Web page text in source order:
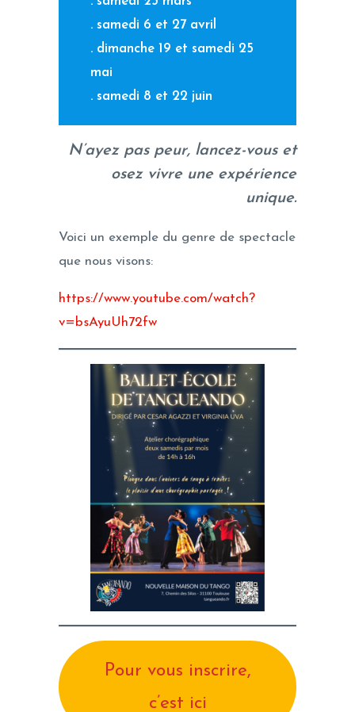
. samedi 6 et 27 avril
. dimanche 19 et samedi 25
mai
. samedi 8 et 22 juin
N’ayez pas peur, lancez-vous et
osez vivre une expérience
unique.
Voici un exemple du genre de spectacle
que nous visons:
https://www.youtube.com/watch?
v=bsAyuUh72fw
Pour vous inscrire,
c’est ici